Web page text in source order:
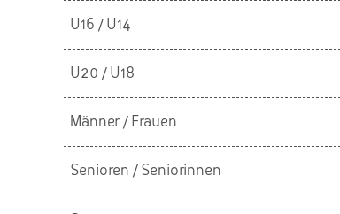
U16 / U14
U20 / U18
Männer / Frauen
Senioren / Seniorinnen